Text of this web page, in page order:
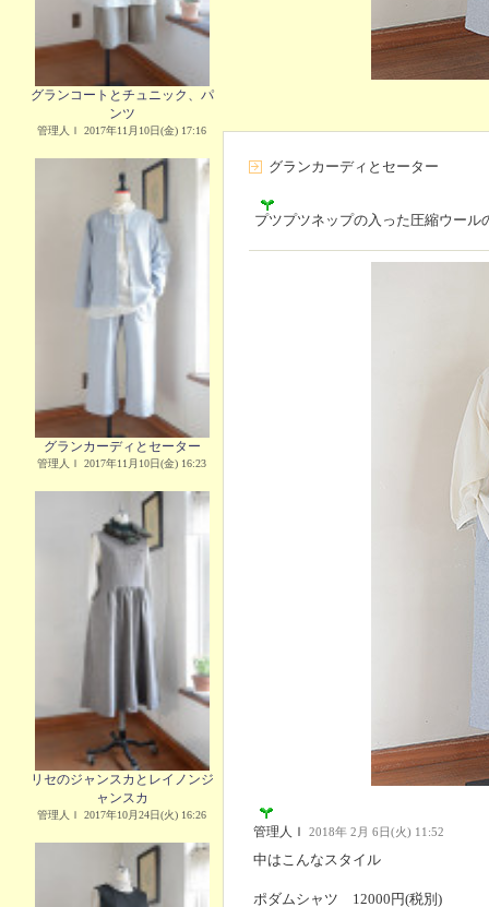
グランコートとチュニック、パ
ンツ
管理人Ｉ 2017年11月10日(金) 17:16
グランカーディとセーター
管理人Ｉ 2017年11月10日(金) 16:23
リセのジャンスカとレイノンジ
ャンスカ
管理人Ｉ 2017年10月24日(火) 16:26
グランカーディとセーター
プツプツネップの入った圧縮ウール
管理人Ｉ 2018年 2月 6日(火) 11:52
中はこんなスタイル
ポダムシャツ 12000円(税別)